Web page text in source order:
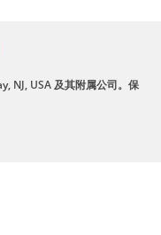
NJ, USA 及其附属公司。保